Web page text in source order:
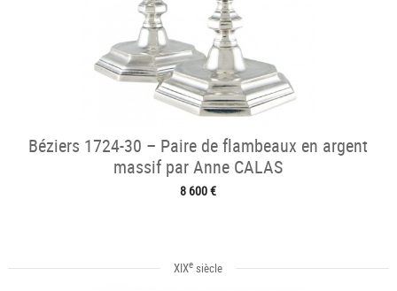
Béziers 1724-30 – Paire de flambeaux en argent
massif par Anne CALAS
8 600 €
XIXe siècle